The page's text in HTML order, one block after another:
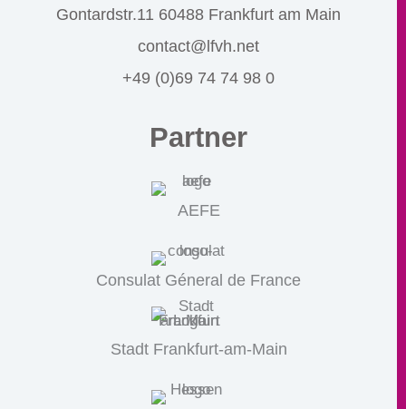
Gontardstr.11 60488 Frankfurt am Main
contact@lfvh.net
+49 (0)69 74 74 98 0
Partner
AEFE
Consulat Géneral de France
Stadt Frankfurt-am-Main